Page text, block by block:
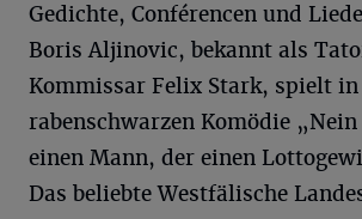
Gedichte, Conférencen und
Boris Aljinovic, bekannt als
Kommissar Felix Stark, spielt
rabenschwarzen Komödie
einen Mann, der einen
Das beliebte Westfälische